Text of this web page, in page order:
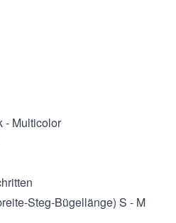
- Multicolor
Steg-Bügellänge) S - M